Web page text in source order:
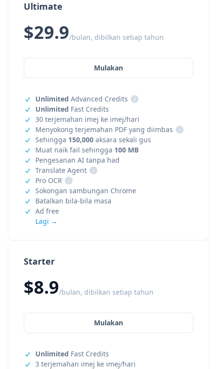
Starter
$8.9/bulan, dibilkan setiap tahun
Mulakan
Unlimited Fast Credits
3 terjemahan imej ke imej/hari
Ultimate
$29.9/bulan, dibilkan setiap tahun
Mulakan
Unlimited Advanced Credits
i
Unlimited Fast Credits
30 terjemahan imej ke imej/hari
Menyokong terjemahan PDF yang diimbas
i
Sehingga 150,000 aksara sekali gus
Muat naik fail sehingga 100 MB
Pengesanan AI tanpa had
Translate Agent
i
Pro OCR
i
Sokongan sambungan Chrome
Batalkan bila-bila masa
Ad free
Lagi →